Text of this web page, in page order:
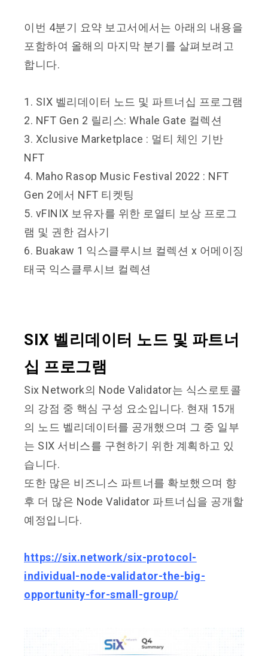
이번 4분기 요약 보고서에서는 아래의 내용을
포함하여 올해의 마지막 분기를 살펴보려고
합니다.
1. SIX 벨리데이터 노드 및 파트너십 프로그램
2. NFT Gen 2 릴리스: Whale Gate 컬렉션
3. Xclusive Marketplace : 멀티 체인 기반
NFT
4. Maho Rasop Music Festival 2022 : NFT
Gen 2에서 NFT 티켓팅
5. vFINIX 보유자를 위한 로열티 보상 프로그
램 및 권한 검사기
6. Buakaw 1 익스클루시브 컬렉션 x 어메이징
태국 익스클루시브 컬렉션
SIX 벨리데이터 노드 및 파트너
십 프로그램
Six Network의 Node Validator는 식스로토콜
의 강점 중 핵심 구성 요소입니다. 현재 15개
의 노드 벨리데이터를 공개했으며 그 중 일부
는 SIX 서비스를 구현하기 위한 계획하고 있
습니다.
또한 많은 비즈니스 파트너를 확보했으며 향
후 더 많은 Node Validator 파트너십을 공개할
예정입니다.
https://six.network/six-protocol-
individual-node-validator-the-big-
opportunity-for-small-group/